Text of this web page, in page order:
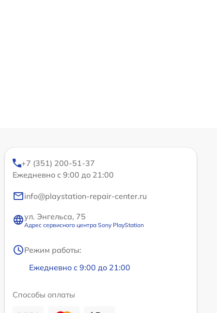
+7 (351) 200-51-37
Ежедневно с 9:00 до 21:00
info@playstation-repair-center.ru
ул. Энгельса, 75
Адрес сервисного центра Sony PlayStation
Режим работы:
Ежедневно с 9:00 до 21:00
Способы оплаты